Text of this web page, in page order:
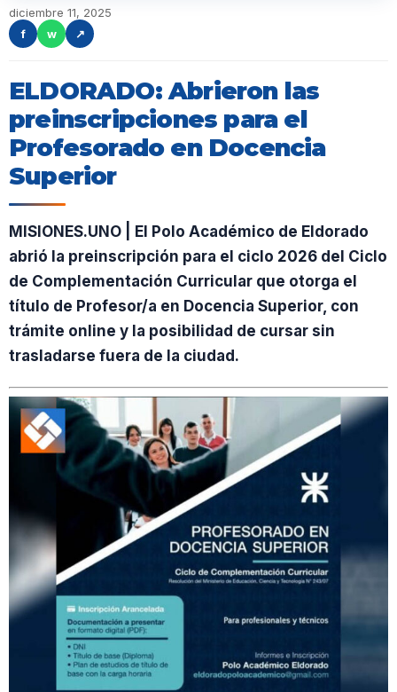
diciembre 11, 2025
f
w ↗
ELDORADO: Abrieron las
preinscripciones para el
Profesorado en Docencia
Superior
MISIONES.UNO | El Polo Académico de Eldorado
abrió la preinscripción para el ciclo 2026 del Ciclo
de Complementación Curricular que otorga el
título de Profesor/a en Docencia Superior, con
trámite online y la posibilidad de cursar sin
trasladarse fuera de la ciudad.